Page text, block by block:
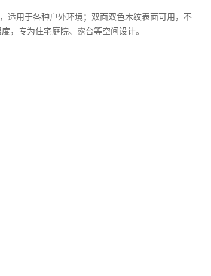
用于各种户外环境；双面双色木纹表面可用，不
，专为住宅庭院、露台等空间设计。